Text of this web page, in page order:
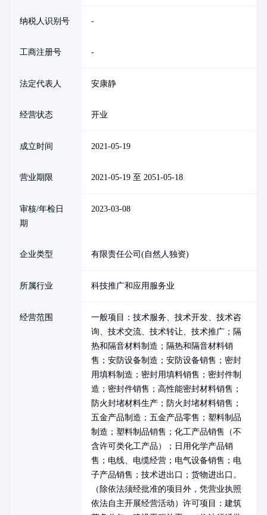
纳税人识别号 -
工商注册号 -
法定代表人 安康静
经营状态 开业
成立时间 2021-05-19
营业期限 2021-05-19 至 2051-05-18
审核/年检日
期
2023-03-08
企业类型 有限责任公司(自然人独资)
所属行业 科技推广和应用服务业
经营范围
一般项目：技术服务、技术开发、技术咨
询、技术交流、技术转让、技术推广；隔
热和隔音材料制造；隔热和隔音材料销
售；安防设备制造；安防设备销售；密封
用填料制造；密封用填料销售；密封件制
造；密封件销售；高性能密封材料销售；
防火封堵材料生产；防火封堵材料销售；
五金产品制造；五金产品零售；塑料制品
制造；塑料制品销售；化工产品销售（不
含许可类化工产品）；日用化学产品销
售；电线、电缆经营；电气设备销售；电
子产品销售；技术进出口；货物进出口。
（除依法须经批准的项目外，凭营业执照
依法自主开展经营活动）许可项目：建筑